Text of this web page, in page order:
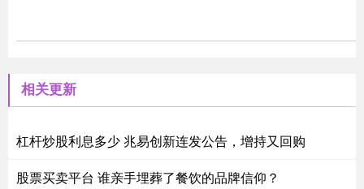
相关更新
杠杆炒股利息多少 兆易创新连发公告，增持又回购
股票买卖平台 谁亲手埋葬了餐饮的品牌信仰？